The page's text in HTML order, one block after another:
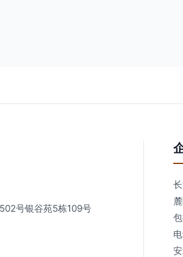
号银谷苑5栋109号